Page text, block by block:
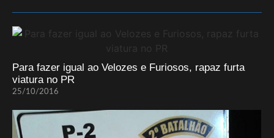
Para fazer igual ao Velozes e Furiosos, rapaz furta
viatura no PR
25/10/2016